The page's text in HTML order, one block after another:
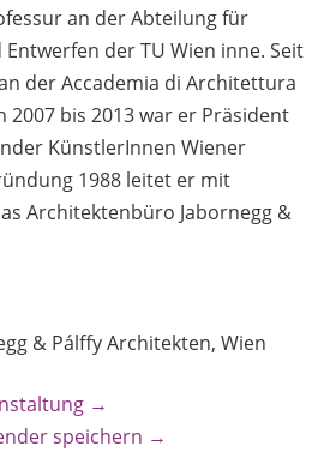
an der Abteilung für
der TU Wien inne. Seit
der Accademia di Architettura
2007 bis 2013 war er Präsident
KünstlerInnen Wiener
1988 leitet er mit
Architektenbüro Jabornegg &
& Pálffy Architekten, Wien
→
speichern →